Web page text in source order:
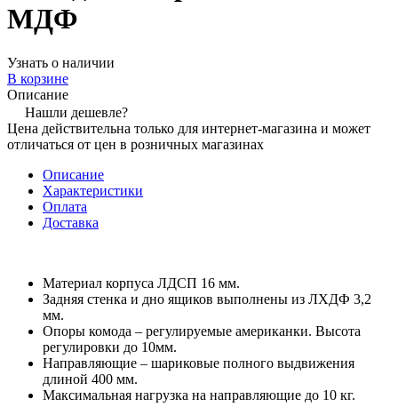
МДФ
Узнать о наличии
В корзине
Описание
Нашли дешевле?
Цена действительна только для интернет-магазина и может
отличаться от цен в розничных магазинах
Описание
Характеристики
Оплата
Доставка
Материал корпуса ЛДСП 16 мм.
Задняя стенка и дно ящиков выполнены из ЛХДФ 3,2
мм.
Опоры комода – регулируемые американки. Высота
регулировки до 10мм.
Направляющие – шариковые полного выдвижения
длиной 400 мм.
Максимальная нагрузка на направляющие до 10 кг.